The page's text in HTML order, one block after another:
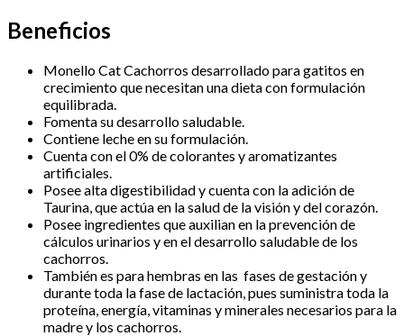
Beneficios
Monello Cat Cachorros desarrollado para gatitos en
crecimiento que necesitan una dieta con formulación
equilibrada.
Fomenta su desarrollo saludable.
Contiene leche en su formulación.
Cuenta con el 0% de colorantes y aromatizantes
artificiales.
Posee alta digestibilidad y cuenta con la adición de
Taurina, que actúa en la salud de la visión y del corazón.
Posee ingredientes que auxilian en la prevención de
cálculos urinarios y en el desarrollo saludable de los
cachorros.
También es para hembras en las fases de gestación y
durante toda la fase de lactación, pues suministra toda la
proteína, energía, vitaminas y minerales necesarios para la
madre y los cachorros.